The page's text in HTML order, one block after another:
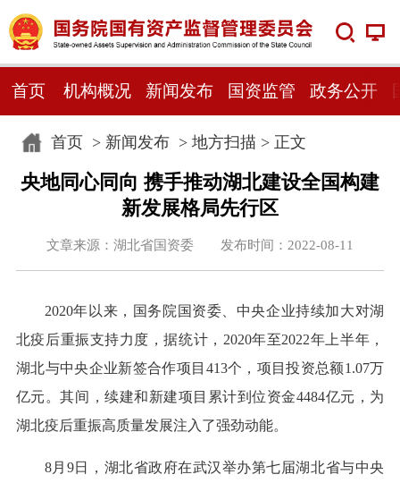
首页 机构概况 新闻发布 国资监管 政务公开
首页> 新闻发布> 地方扫描 > 正文
央地同心同向 携手推动湖北建设全国构建
新发展格局先行区
文章来源：湖北省国资委 发布时间：2022-08-11
2020年以来，国务院国资委、中央企业持续加大对湖
北疫后重振支持力度，据统计，2020年至2022年上半年，
湖北与中央企业新签合作项目413个，项目投资总额1.07万
亿元。其间，续建和新建项目累计到位资金4484亿元，为
湖北疫后重振高质量发展注入了强劲动能。
8月9日，湖北省政府在武汉举办第七届湖北省与中央